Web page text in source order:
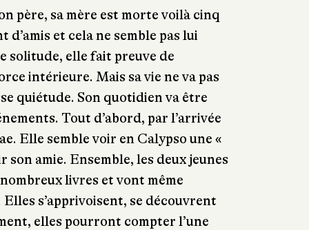
père, sa mère est morte voilà cinq
d’amis et cela ne semble pas lui
solitude, elle fait preuve de
intérieure. Mais sa vie ne va pas
quiétude. Son quotidien va être
Tout d’abord, par l’arrivée
Elle semble voir en Calypso une «
son amie. Ensemble, les deux jeunes
livres et vont même
s’apprivoisent, se découvrent
elles pourront compter l’une